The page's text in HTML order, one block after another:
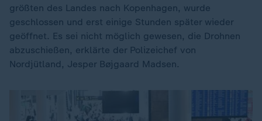
größten des Landes nach Kopenhagen, wurde
geschlossen und erst einige Stunden später wieder
geöffnet. Es sei nicht möglich gewesen, die Drohnen
abzuschießen, erklärte der Polizeichef von
Nordjütland, Jesper Bøjgaard Madsen.